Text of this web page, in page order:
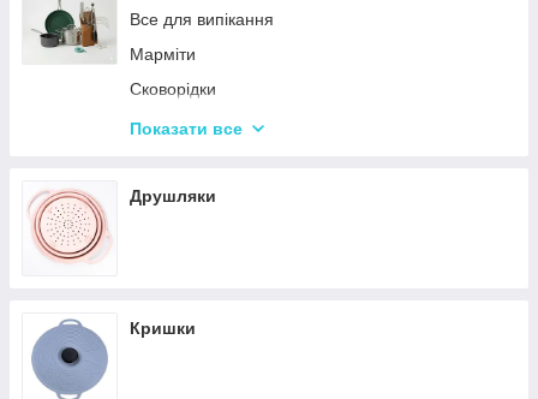
Все для випікання
Марміти
Сковорідки
Ківші
Показати все
Друшляки
Кришки